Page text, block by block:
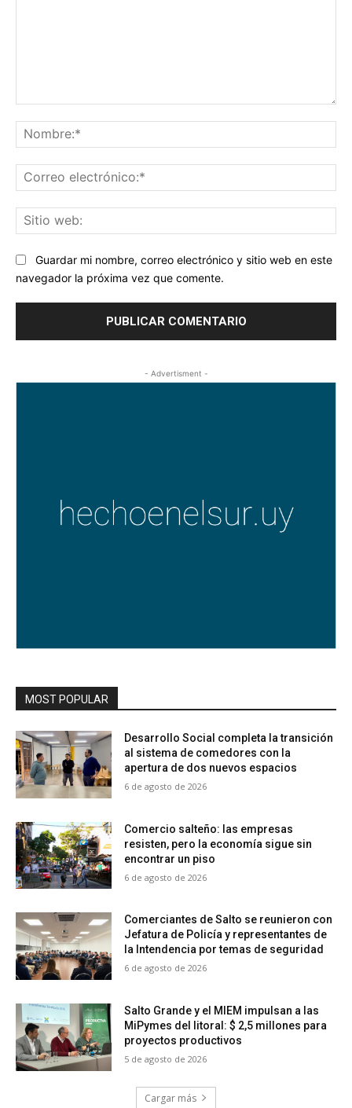
Guardar mi nombre, correo electrónico y sitio web en este
navegador la próxima vez que comente.
- Advertisment -
MOST POPULAR
Desarrollo Social completa la transición
al sistema de comedores con la
apertura de dos nuevos espacios
6 de agosto de 2026
Comercio salteño: las empresas
resisten, pero la economía sigue sin
encontrar un piso
6 de agosto de 2026
Comerciantes de Salto se reunieron con
Jefatura de Policía y representantes de
la Intendencia por temas de seguridad
6 de agosto de 2026
Salto Grande y el MIEM impulsan a las
MiPymes del litoral: $ 2,5 millones para
proyectos productivos
5 de agosto de 2026
Cargar más